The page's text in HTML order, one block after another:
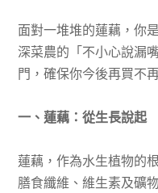
面對一堆堆的蓮藕，你
深菜農的「不小心說漏
門，確保你今後再買不
一、蓮藕：從生長說起
蓮藕，作為水生植物的
膳食纖維、維生素及礦